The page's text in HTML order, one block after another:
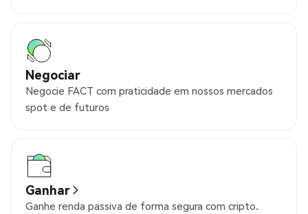
Negociar
Negocie FACT com praticidade em nossos mercados
spot e de futuros
Ganhar
Ganhe renda passiva de forma segura com cripto.